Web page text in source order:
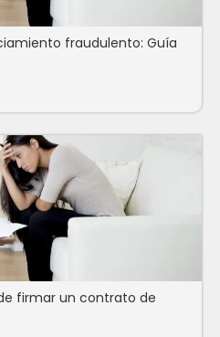
fraudulento: Guía
firmar un contrato de